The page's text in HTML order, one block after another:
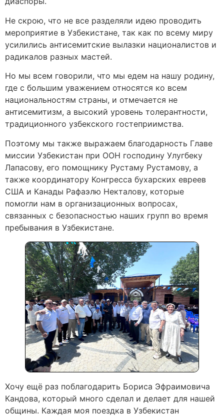
Не скрою, что не все разделяли идею проводить
мероприятие в Узбекистане, так как по всему миру
усилились антисемитские вылазки националистов и
радикалов разных мастей.
Но мы всем говорили, что мы едем на нашу родину,
где с большим уважением относятся ко всем
национальностям страны, и отмечается не
антисемитизм, а высокий уровень толерантности,
традиционного узбекского гостеприимства.
Поэтому мы также выражаем благодарность Главе
миссии Узбекистан при ООН господину Улугбеку
Лапасову, его помощнику Рустаму Рустамову, а
также координатору Конгресса бухарских евреев
США и Канады Рафаэлю Некталову, которые
помогли нам в организационных вопросах,
связанных с безопасностью наших групп во время
пребывания в Узбекистане.
Хочу ещё раз поблагодарить Бориса Эфраимовича
Кандова, который много сделал и делает для нашей
общины. Каждая моя поездка в Узбекистан